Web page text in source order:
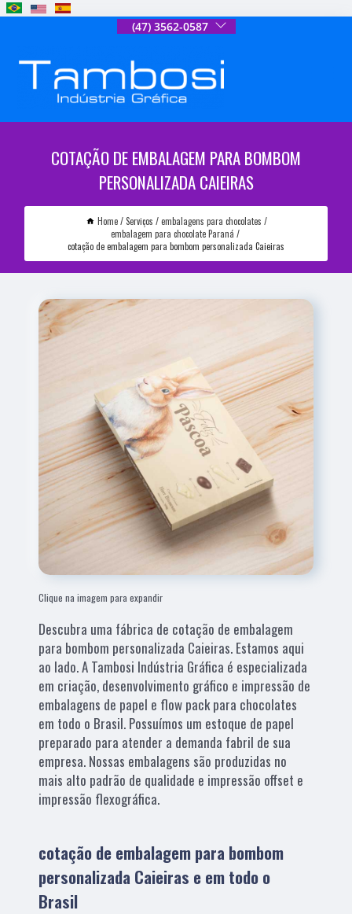
(47) 3562-0587
COTAÇÃO DE EMBALAGEM PARA BOMBOM
PERSONALIZADA CAIEIRAS
Home Serviços
embalagens para chocolates
embalagem para chocolate Paraná
cotação de embalagem para bombom personalizada Caieiras
Clique na imagem para expandir
Descubra uma fábrica de cotação de embalagem
para bombom personalizada Caieiras. Estamos aqui
ao lado. A Tambosi Indústria Gráfica é especializada
em criação, desenvolvimento gráfico e impressão de
embalagens de papel e flow pack para chocolates
em todo o Brasil. Possuímos um estoque de papel
preparado para atender a demanda fabril de sua
empresa. Nossas embalagens são produzidas no
mais alto padrão de qualidade e impressão offset e
impressão flexográfica.
cotação de embalagem para bombom
personalizada Caieiras e em todo o
Brasil